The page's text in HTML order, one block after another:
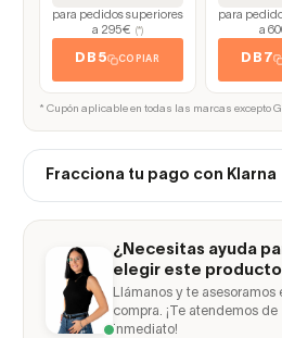
para pedidos superiores
a 295€
(*)
DB5 COPIAR
para
a
DB7
* Cupón aplicable en todas las marcas excepto
Fracciona tu pago con Klarna
¿Necesitas ayuda
elegir este
Llámanos y te asesoramos
compra. ¡Te atendemos de
inmediato!